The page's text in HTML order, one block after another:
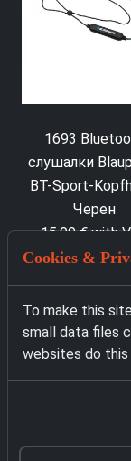
1693
слушалки
BT-Sport-
Черен
15.00 € with
Cookies &
To make this
small data files
websites do this